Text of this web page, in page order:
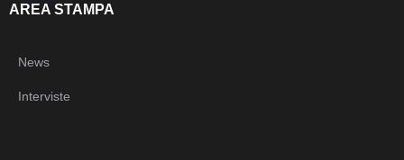
AREA STAMPA
News
Interviste